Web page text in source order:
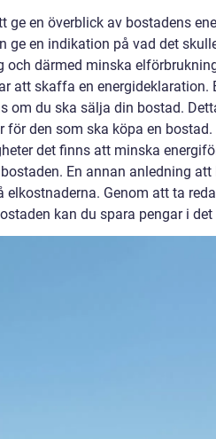
en överblick av bostadens
ge en indikation på vad det
därmed minska
att skaffa en energideklaration.
om du ska sälja din bostad.
den som ska köpa en bostad.
det finns att minska
En annan anledning
Genom att ta
kan du spara pengar i